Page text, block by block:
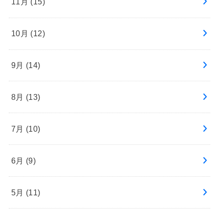
10月 (12)
9月 (14)
8月 (13)
7月 (10)
6月 (9)
5月 (11)